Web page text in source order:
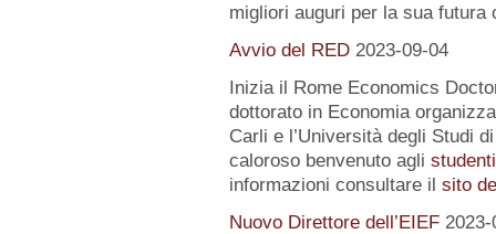
migliori auguri per la sua futura
Avvio del RED 2023-09-04
Inizia il Rome Economics
dottorato in Economia
Carli e l’Università degli Studi
caloroso benvenuto agli
informazioni consultare il sito
Nuovo Direttore dell’EIEF 2023-